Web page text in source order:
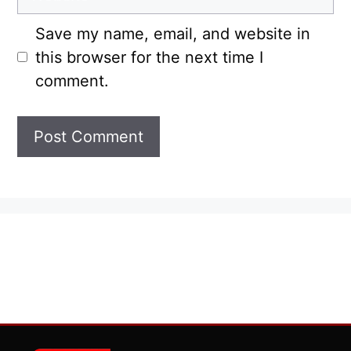
Save my name, email, and website in
this browser for the next time I
comment.